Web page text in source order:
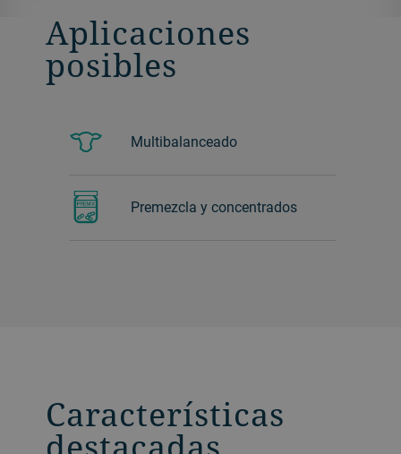
Aplicaciones
posibles
Multibalanceado
Premezcla y concentrados
Características